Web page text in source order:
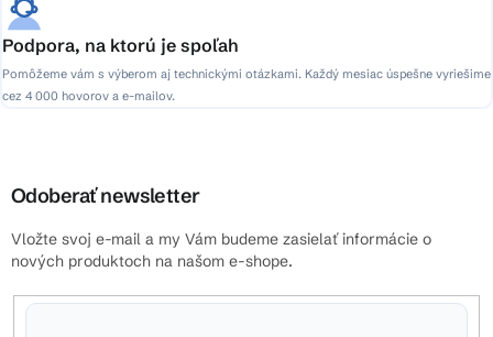
Podpora, na ktorú je spoľah
Pomôžeme vám s výberom aj technickými otázkami. Každý mesiac úspešne vyriešime
cez 4 000 hovorov a e-mailov.
Odoberať newsletter
Vložte svoj e-mail a my Vám budeme zasielať informácie o
nových produktoch na našom e-shope.